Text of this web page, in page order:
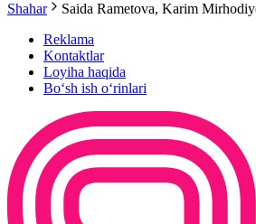
Shahar
Saida Rametova, Karim
Reklama
Kontaktlar
Loyiha haqida
Bo‘sh ish o‘rinlari